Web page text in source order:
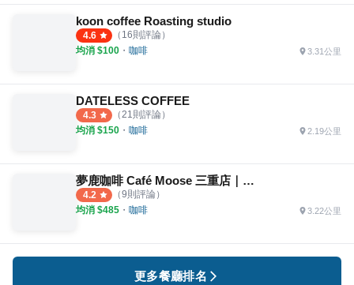
koon coffee Roasting studio
4.6 （ 16則評論）
均消 $100 ・ 咖啡 3.31公里
DATELESS COFFEE
4.3 （21則評論）
均消 $150 ・ 咖啡 2.19公里
夢鹿咖啡 Café Moose 三重店｜訂位無額外保留時間
4.2 （9則評論）
均消 $485 ・ 咖啡 3.22公里
更多餐廳排名